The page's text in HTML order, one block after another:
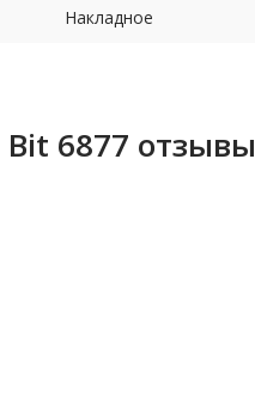
Накладное
6877 отзывы